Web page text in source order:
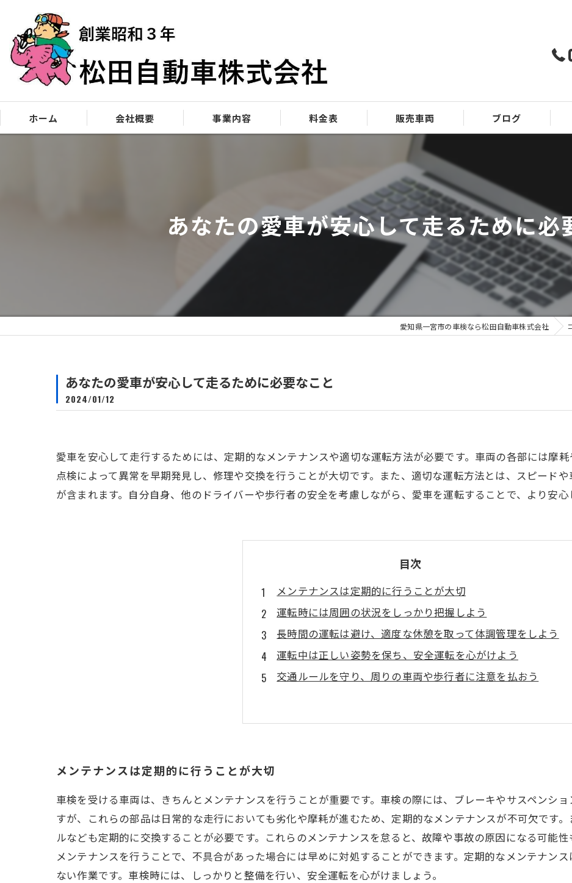
ホーム 会社概要 事業内容
修理
自動車保険
料金表 販売車両 ブログ
あなたの愛車が安心して走るために必
愛知県一宮市の車検なら松田自動車株式会社
あなたの愛車が安心して走るために必要なこと
2024/01/12
愛車を安心して走行するためには、定期的なメンテナンスや適切な運転方法が必要です。車両の各部には摩
点検によって異常を早期発見し、修理や交換を行うことが大切です。また、適切な運転方法とは、スピード
が含まれます。自分自身、他のドライバーや歩行者の安全を考慮しながら、愛車を運転することで、より安心
目次
メンテナンスは定期的に行うことが大切
運転時には周囲の状況をしっかり把握しよう
長時間の運転は避け、適度な休憩を取って体調管理をしよう
運転中は正しい姿勢を保ち、安全運転を心がけよう
交通ルールを守り、周りの車両や歩行者に注意を払おう
メンテナンスは定期的に行うことが大切
車検を受ける車両は、きちんとメンテナンスを行うことが重要です。車検の際には、ブレーキやサスペンシ
すが、これらの部品は日常的な走行においても劣化や摩耗が進むため、定期的なメンテナンスが不可欠です
ルなども定期的に交換することが必要です。これらのメンテナンスを怠ると、故障や事故の原因になる可能
メンテナンスを行うことで、不具合があった場合には早めに対処することができます。定期的なメンテナン
ない作業です。車検時には、しっかりと整備を行い、安全運転を心がけましょう。